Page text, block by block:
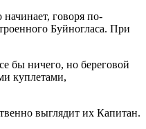
говоря по-
Буйногласа. При
бы ничего, но береговой
куплетами,
выглядит их Капитан.